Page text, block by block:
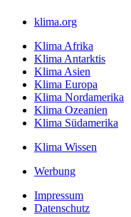
klima.org
Klima Afrika
Klima Antarktis
Klima Asien
Klima Europa
Klima Nordamerika
Klima Ozeanien
Klima Südamerika
Klima Wissen
Werbung
Impressum
Datenschutz